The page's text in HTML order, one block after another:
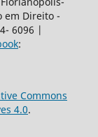
em Direito -
6096 |
:
Commons
4.0.